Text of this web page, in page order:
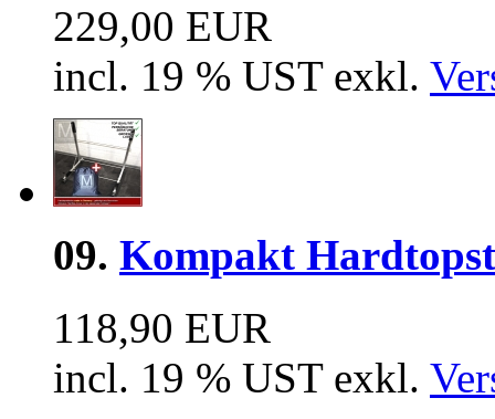
229,00 EUR
incl. 19 % UST exkl.
09. Kompakt
118,90 EUR
incl. 19 % UST exkl.